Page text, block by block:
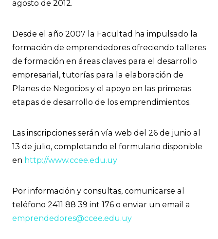
agosto de 2012.
Desde el año 2007 la Facultad ha impulsado la
formación de emprendedores ofreciendo talleres
de formación en áreas claves para el desarrollo
empresarial, tutorías para la elaboración de
Planes de Negocios y el apoyo en las primeras
etapas de desarrollo de los emprendimientos.
Las inscripciones serán vía web del 26 de junio al
13 de julio, completando el formulario disponible
en http://www.ccee.edu.uy
Por información y consultas, comunicarse al
teléfono 2411 88 39 int 176 o enviar un email a
emprendedores@ccee.edu.uy